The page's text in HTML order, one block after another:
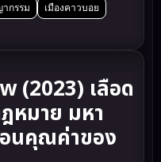
กรรม
เมืองคาวบอย
(2023) เลือด
หมาย มหา
นคุณค่าของ